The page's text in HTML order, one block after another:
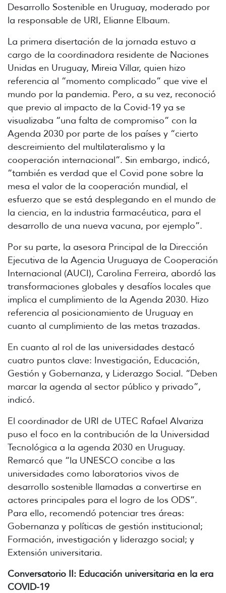
Desarrollo Sostenible en Uruguay, moderado por
la responsable de URI, Elianne Elbaum.
La primera disertación de la jornada estuvo a
cargo de la coordinadora residente de Naciones
Unidas en Uruguay, Mireia Villar, quien hizo
referencia al “momento complicado” que vive el
mundo por la pandemia. Pero, a su vez, reconoció
que previo al impacto de la Covid-19 ya se
visualizaba “una falta de compromiso” con la
Agenda 2030 por parte de los países y “cierto
descreimiento del multilateralismo y la
cooperación internacional”. Sin embargo, indicó,
“también es verdad que el Covid pone sobre la
mesa el valor de la cooperación mundial, el
esfuerzo que se está desplegando en el mundo de
la ciencia, en la industria farmacéutica, para el
desarrollo de una nueva vacuna, por ejemplo”.
Por su parte, la asesora Principal de la Dirección
Ejecutiva de la Agencia Uruguaya de Cooperación
Internacional (AUCI), Carolina Ferreira, abordó las
transformaciones globales y desafíos locales que
implica el cumplimiento de la Agenda 2030. Hizo
referencia al posicionamiento de Uruguay en
cuanto al cumplimiento de las metas trazadas.
En cuanto al rol de las universidades destacó
cuatro puntos clave: Investigación, Educación,
Gestión y Gobernanza, y Liderazgo Social. “Deben
marcar la agenda al sector público y privado”,
indicó.
El coordinador de URI de UTEC Rafael Alvariza
puso el foco en la contribución de la Universidad
Tecnológica a la agenda 2030 en Uruguay.
Remarcó que “la UNESCO concibe a las
universidades como laboratorios vivos de
desarrollo sostenible llamadas a convertirse en
actores principales para el logro de los ODS”.
Para ello, recomendó potenciar tres áreas:
Gobernanza y políticas de gestión institucional;
Formación, investigación y liderazgo social; y
Extensión universitaria.
Conversatorio II: Educación universitaria en la era
COVID-19